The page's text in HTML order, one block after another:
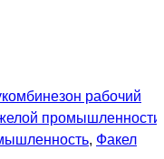
рабочий
промышленности
, Факел